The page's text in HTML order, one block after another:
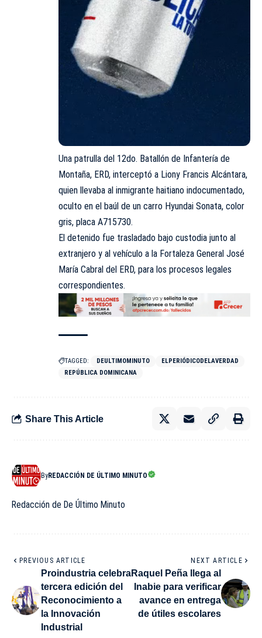
Una patrulla del 12do. Batallón de Infantería de
Montaña, ERD, interceptó a Liony Francis Alcántara,
quien llevaba al inmigrante haitiano indocumentado,
oculto en el baúl de un carro Hyundai Sonata, color
gris, placa A715730.
El detenido fue trasladado bajo custodia junto al
extranjero y al vehículo a la Fortaleza General José
María Cabral del ERD, para los procesos legales
correspondientes.
TAGGED: DEULTIMOMINUTO
ELPERIÓDICODELAVERDAD
REPÚBLICA DOMINICANA
Share This Article
ByREDACCIÓN DE ÚLTIMO MINUTO
Redacción de De Último Minuto
PREVIOUS ARTICLE
Proindustria celebra
tercera edición del
Reconocimiento a
la Innovación
Industrial
NEXT ARTICLE
Raquel Peña llega al
Inabie para verificar
avance en entrega
de útiles escolares